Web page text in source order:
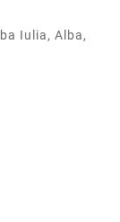
Iulia, Alba,